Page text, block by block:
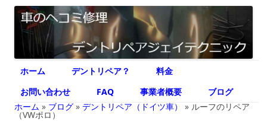
デントリペア ジェイテクニック
車のヘコミ修理専門 神奈川県横浜市 デントリペア ジェイテクニック
ン
ツ
へ
ス
ホーム デントリペア？
料金
お問い合わせ
FAQ 事業者概要
ブログ
ホーム » ブログ » デントリペア（ドイツ車） » ルーフのリペア
（VWポロ）